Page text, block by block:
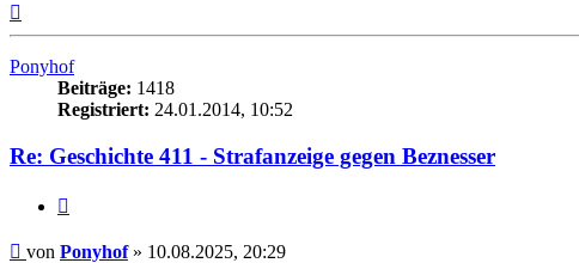
Ponyhof
Beiträge: 1418
Registriert: 24.01.2014, 10:52
Re: Geschichte 411 - Strafanzeige gegen Beznesser
Beitrag
von Ponyhof» 10.08.2025, 20:29